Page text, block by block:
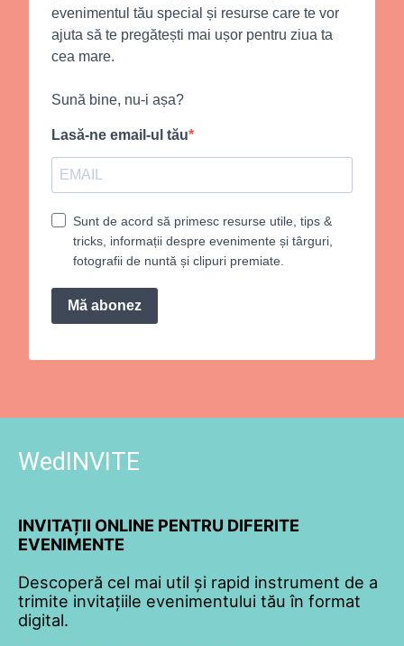
evenimentul tău special și resurse care te vor
ajuta să te pregătești mai ușor pentru ziua ta
cea mare.
Sună bine, nu-i așa?
Lasă-ne email-ul tău
Sunt de acord să primesc resurse utile, tips &
tricks, informații despre evenimente și târguri,
fotografii de nuntă și clipuri premiate.
Mă abonez
WedINVITE
INVITAȚII ONLINE PENTRU DIFERITE
EVENIMENTE
Descoperă cel mai util și rapid instrument de a
trimite invitațiile evenimentului tău în format
digital.